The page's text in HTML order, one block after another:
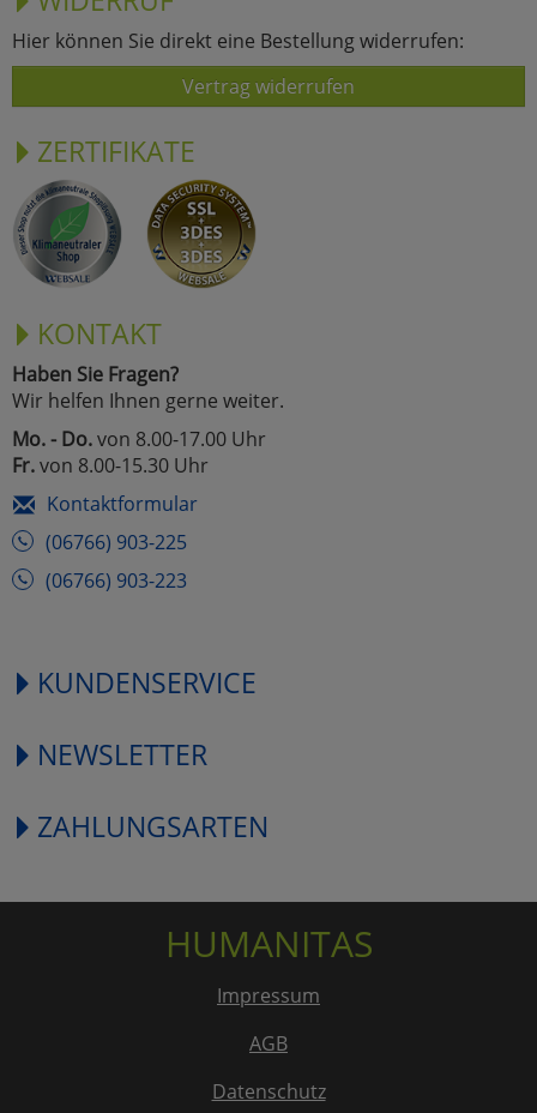
Hier können Sie direkt eine Bestellung widerrufen:
Vertrag widerrufen
ZERTIFIKATE
KONTAKT
Haben Sie Fragen?
Wir helfen Ihnen gerne weiter.
Mo. - Do.von 8.00-17.00 Uhr
Fr.von 8.00-15.30 Uhr
Kontaktformular
(06766) 903-225
(06766) 903-223
KUNDENSERVICE
NEWSLETTER
ZAHLUNGSARTEN
HUMANITAS
Impressum
AGB
Datenschutz